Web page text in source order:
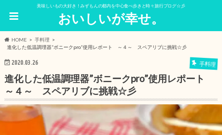
美味しいもの大好き！みずもんの都内を中心食べ歩きと時々旅行ブログ☆彡
おいしいが幸せ。
HOME
手料理
進化した低温調理器”ボニークpro”使用レポート ～４～ スペアリブに挑戦☆彡
2020.03.26 手料理
進化した低温調理器”ボニークpro”使用レポート
～４～ スペアリブに挑戦☆彡